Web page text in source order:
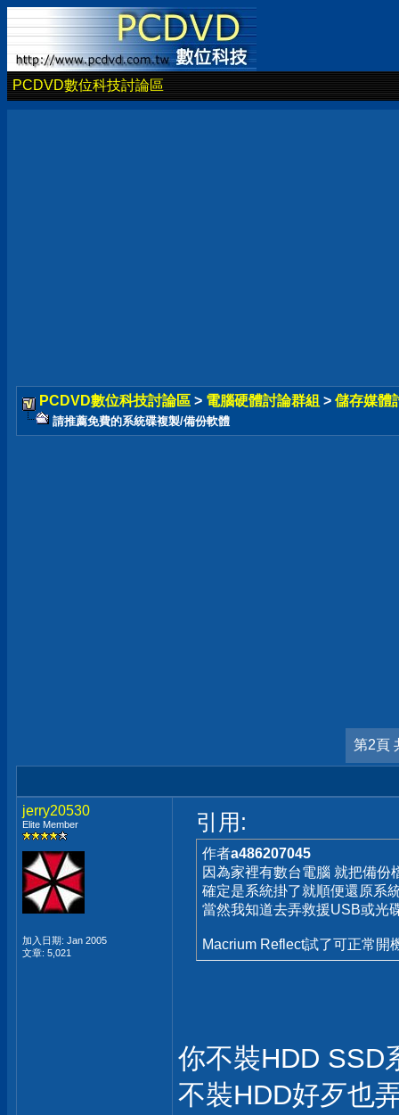
PCDVD數位科技討論區
PCDVD數位科技討論區 > 電腦硬體討論群組 > 儲存媒體
請推薦免費的系統碟複製/備份軟體
第2頁
jerry20530
Elite Member
加入日期: Jan 2005
文章: 5,021
引用:
作者a486207045
因為家裡有數台電腦 就把備
確定是系統掛了就順便還原系
當然我知道去弄救援USB或光
Macrium Reflect試了可正常開
你不裝HDD SSD
不裝HDD好歹也